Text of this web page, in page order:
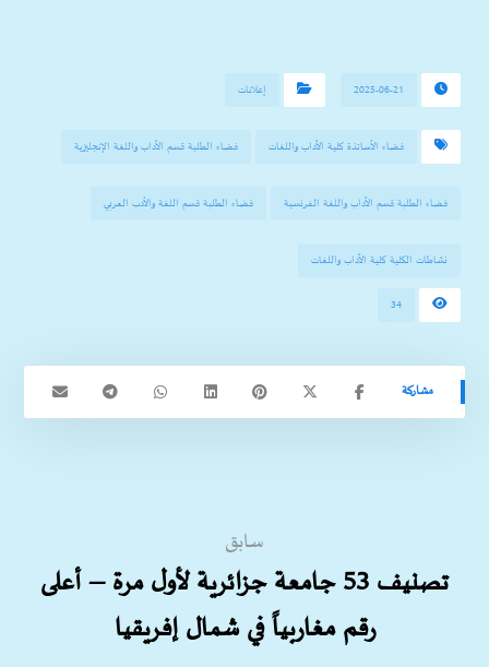
2025-06-21 إعلانات
فضاء الأساتذة كلية الآداب واللغات فضاء الطلبة قسم الآداب واللغة الإنجليزية
فضاء الطلبة قسم الآداب واللغة الفرنسية فضاء الطلبة قسم اللغة والأدب العربي
نشاطات الكلية كلية الآداب واللغات
34
سابق
تصنيف 53 جامعة جزائرية لأول مرة – أعلى
رقم مغاربياً في شمال إفريقيا